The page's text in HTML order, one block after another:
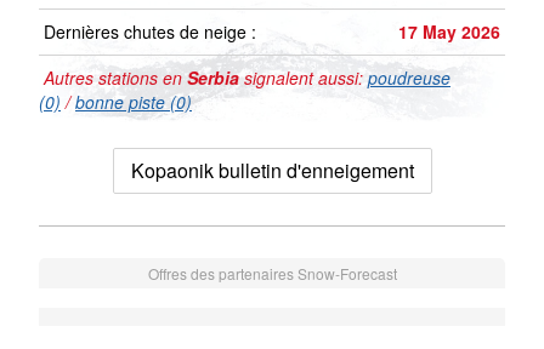
Dernières chutes de neige :
17 May 2026
Autres stations en Serbiasignalent aussi: poudreuse
(0) /bonne piste (0)
Kopaonik bulletin d'enneigement
Offres des partenaires Snow-Forecast